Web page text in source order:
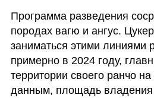
Программа разведения
породах вагю и ангус.
заниматься этими линиями
примерно в 2024 году,
территории своего ранчо
данным, площадь владения